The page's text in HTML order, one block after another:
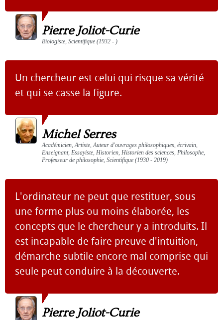
Pierre Joliot-Curie
Biologiste, Scientifique (1932 - )
Un chercheur est celui qui risque sa vérité
et qui se casse la figure.
Michel Serres
Académicien, Artiste, Auteur d'ouvrages philosophiques, écrivain,
Enseignant, Essayiste, Historien, Historien des sciences, Philosophe,
Professeur de philosophie, Scientifique (1930 - 2019)
L'ordinateur ne peut que restituer, sous
une forme plus ou moins élaborée, les
concepts que le chercheur y a introduits. Il
est incapable de faire preuve d'intuition,
démarche subtile encore mal comprise qui
seule peut conduire à la découverte.
Pierre Joliot-Curie